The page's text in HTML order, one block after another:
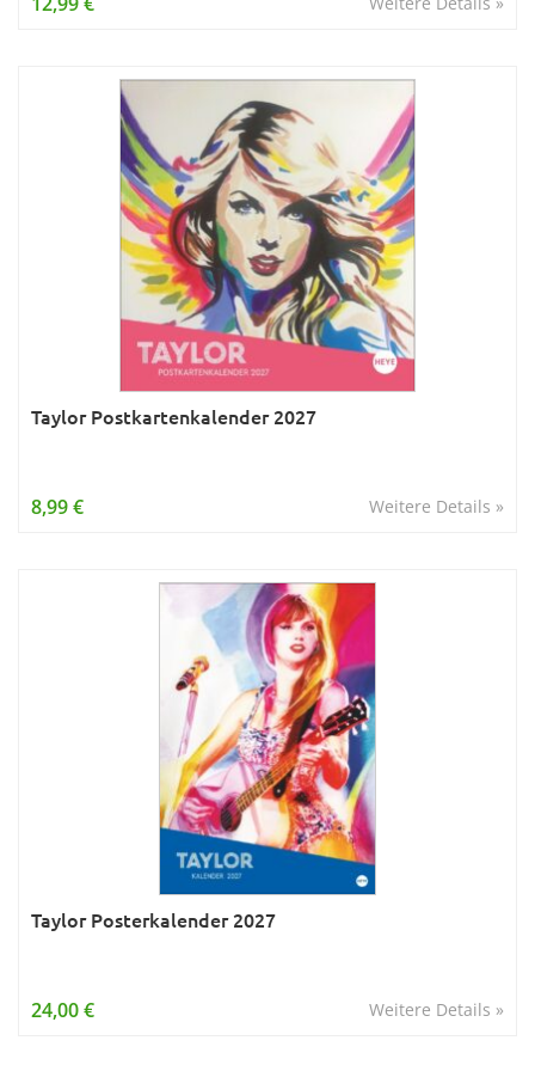
Taylor Postkartenkalender 2027
Weitere Details »
8,99 €
Taylor Posterkalender 2027
Weitere Details »
24,00 €